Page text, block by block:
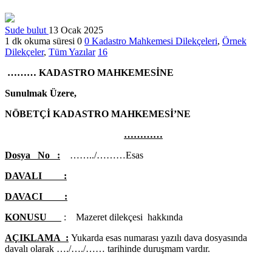
Sude bulut 13 Ocak 2025
1 dk okuma süresi 0 0 Kadastro Mahkemesi Dilekçeleri, Örnek
Dilekçeler, Tüm Yazılar 16
……… KADASTRO MAHKEMESİNE
Sunulmak Üzere,
NÖBETÇİ KADASTRO MAHKEMESİ’NE
…………
Dosya No : ……../………Esas
DAVALI :
DAVACI :
KONUSU
: Mazeret dilekçesi hakkında
AÇIKLAMA : Yukarda esas numarası yazılı dava dosyasında
davalı olarak …./…./…… tarihinde duruşmam vardır.